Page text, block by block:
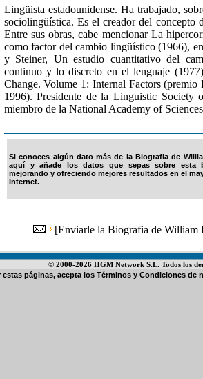
Lingüista estadounidense. Ha trabajado,
sociolingüística. Es el creador del concepto
Entre sus obras, cabe mencionar La
como factor del cambio lingüístico (1966),
y Steiner, Un estudio cuantitativo del
continuo y lo discreto en el lenguaje
Change. Volume 1: Internal Factors
1996). Presidente de la Linguistic Society
miembro de la National Academy of
Si conoces algún dato más de la Biografia de
aquí y añade los datos que sepas sobre esta
mejorando y ofreciendo mejores resultados en el
Internet.
[Enviarle la Biografia de William
© 2000-2026 HGM Network S.L. Todos los
estas páginas, acepta los Términos y Condiciones de